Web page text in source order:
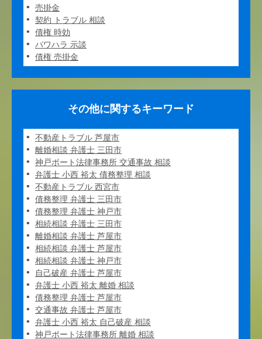
売掛金
契約 トラブル 相談
債権 時効
パワハラ 示談
債権 売掛金
その他に関するキーワード
不動産トラブル 芦屋市
離婚相談 弁護士 三田市
神戸ポート法律事務所 交通事故 相談
弁護士 小西 裕太 債務整理 相談
不動産トラブル 西宮市
債務整理 弁護士 三田市
債務整理 弁護士 神戸市
相続相談 弁護士 三田市
離婚相談 弁護士 芦屋市
相続相談 弁護士 芦屋市
相続相談 弁護士 神戸市
自己破産 弁護士 芦屋市
弁護士 小西 裕太 離婚 相談
債務整理 弁護士 芦屋市
交通事故 弁護士 芦屋市
弁護士 小西 裕太 自己破産 相談
神戸ポート法律事務所 離婚 相談